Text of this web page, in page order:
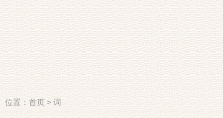
位置：首页>词